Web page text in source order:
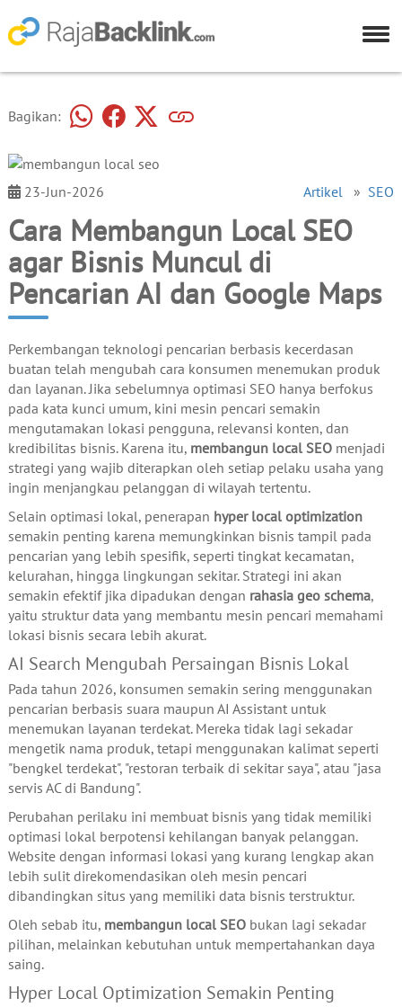
Bagikan:
23-Jun-2026 Artikel » SEO
Cara Membangun Local SEO
agar Bisnis Muncul di
Pencarian AI dan Google Maps
Perkembangan teknologi pencarian berbasis kecerdasan
buatan telah mengubah cara konsumen menemukan produk
dan layanan. Jika sebelumnya optimasi SEO hanya berfokus
pada kata kunci umum, kini mesin pencari semakin
mengutamakan lokasi pengguna, relevansi konten, dan
kredibilitas bisnis. Karena itu, membangun local SEOmenjadi
strategi yang wajib diterapkan oleh setiap pelaku usaha yang
ingin menjangkau pelanggan di wilayah tertentu.
Selain optimasi lokal, penerapan hyper local optimization
semakin penting karena memungkinkan bisnis tampil pada
pencarian yang lebih spesifik, seperti tingkat kecamatan,
kelurahan, hingga lingkungan sekitar. Strategi ini akan
semakin efektif jika dipadukan dengan rahasia geo schema,
yaitu struktur data yang membantu mesin pencari memahami
lokasi bisnis secara lebih akurat.
AI Search Mengubah Persaingan Bisnis Lokal
Pada tahun 2026, konsumen semakin sering menggunakan
pencarian berbasis suara maupun AI Assistant untuk
menemukan layanan terdekat. Mereka tidak lagi sekadar
mengetik nama produk, tetapi menggunakan kalimat seperti
"bengkel terdekat", "restoran terbaik di sekitar saya", atau "jasa
servis AC di Bandung".
Perubahan perilaku ini membuat bisnis yang tidak memiliki
optimasi lokal berpotensi kehilangan banyak pelanggan.
Website dengan informasi lokasi yang kurang lengkap akan
lebih sulit direkomendasikan oleh mesin pencari
dibandingkan situs yang memiliki data bisnis terstruktur.
Oleh sebab itu, membangun local SEObukan lagi sekadar
pilihan, melainkan kebutuhan untuk mempertahankan daya
saing.
Hyper Local Optimization Semakin Penting